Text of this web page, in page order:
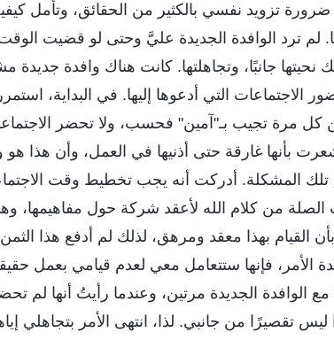
تزويد نفسي بالكثير من الحقائق، وتأمل
لم ترد الوافدة الجديدة عليَّ وحتى لو قضيت
جانبًا، وتجاهلتها. كانت هناك وافدة جديدة
الاجتماعات التي أدعوها إليها. في البداية،
لكن كل مرة تجيب بـ"آمين" فحسب، ولا تحضر
شعرت بأنها غارقة حتى أذنيها في العمل، وأن هذا
المشكلة. أدركت أنه يجب تخطيط وقت
من كلام الله لأعقد شركة حول مفاهيمها،
القيام بهذا معقد ومرهق، لذلك لم أدفع هذا
الأمر، فإنها ستتعامل معي لعدم قيامي بعمل
الجديدة مرتين، وعندما رأيتُ أنها لم
تقصيرًا من جانبي. لذا، انتهى الأمر بتجاهلي